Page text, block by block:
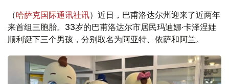
（哈萨克国际通讯社讯）近日，巴甫洛达尔州迎来了近两年
来首组三胞胎。33岁的巴甫洛达尔市居民玛迪娜·卡泽涅娃
顺利诞下三个男孩，分别取名为阿亚特、依萨和阿兰。